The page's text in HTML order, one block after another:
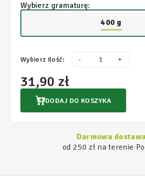
Wybierz gramaturę:
400 g
Wybierz ilość: - +
31,90 zł
DODAJ DO KOSZYKA
Darmowa
od 250 zł na terenie